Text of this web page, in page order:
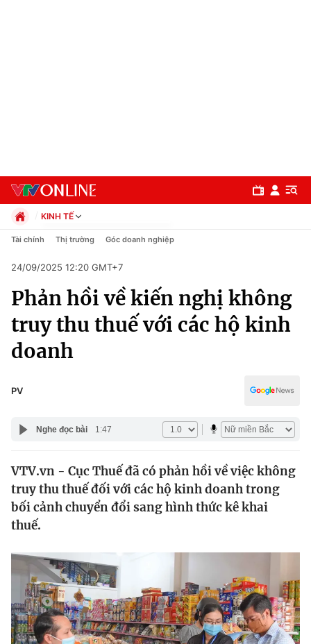
Chuyên mục
Chính trị
Xã hội
Pháp luật
Y tế
Thế giới
Tin tức
Thế giới đó đây
Câu chuyện quốc tế
Kinh tế
Thị trường
Góc doanh nghiệp
Dữ liệu và đời sống
Truyền hình
Phim VTV
Giải trí
KINH TẾ
Chính trị
Pháp luật
Kinh tế
Thể thao
Truyền hình
Văn hóa - Giải trí
Tài chính Thị trường Góc doanh nghiệp
24/09/2025 12:20 GMT+7
Phản hồi về kiến nghị không
truy thu thuế với các hộ kinh
doanh
PV
Nghe đọc bài 1:47
VTV.vn - Cục Thuế đã có phản hồi về việc không
truy thu thuế đối với các hộ kinh doanh trong
bối cảnh chuyển đổi sang hình thức kê khai
thuế.